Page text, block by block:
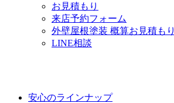
お見積もり
来店予約フォーム
外壁屋根塗装 概算お見積もり
LINE相談
安心のラインナップ